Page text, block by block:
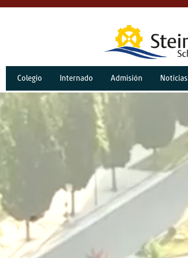
Colegio Internado Admisión Noticias